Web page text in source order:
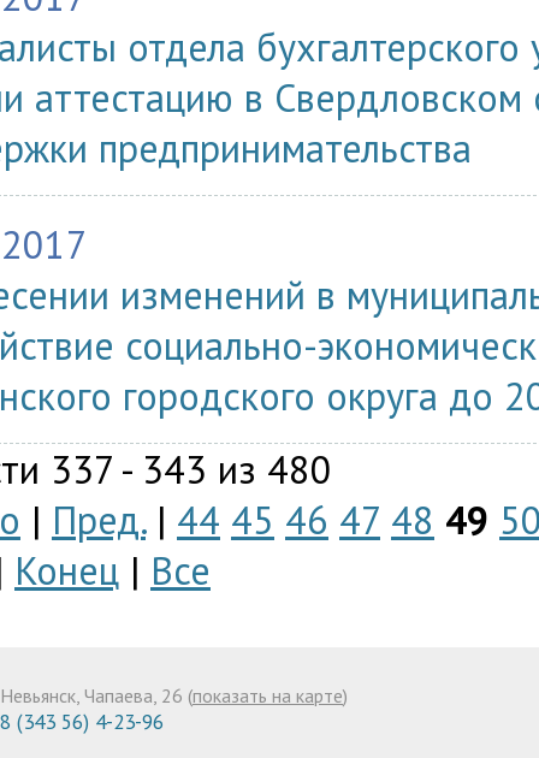
отдела
аттестацию в
предпринимательства
изменений в
социально-
городского округа до
337 - 343 из 480
| Пред.| 44 45 46 47 48 49
Конец | Все
Невьянск, Чапаева, 26 (показать на карте)
8 (343 56) 4-23-96